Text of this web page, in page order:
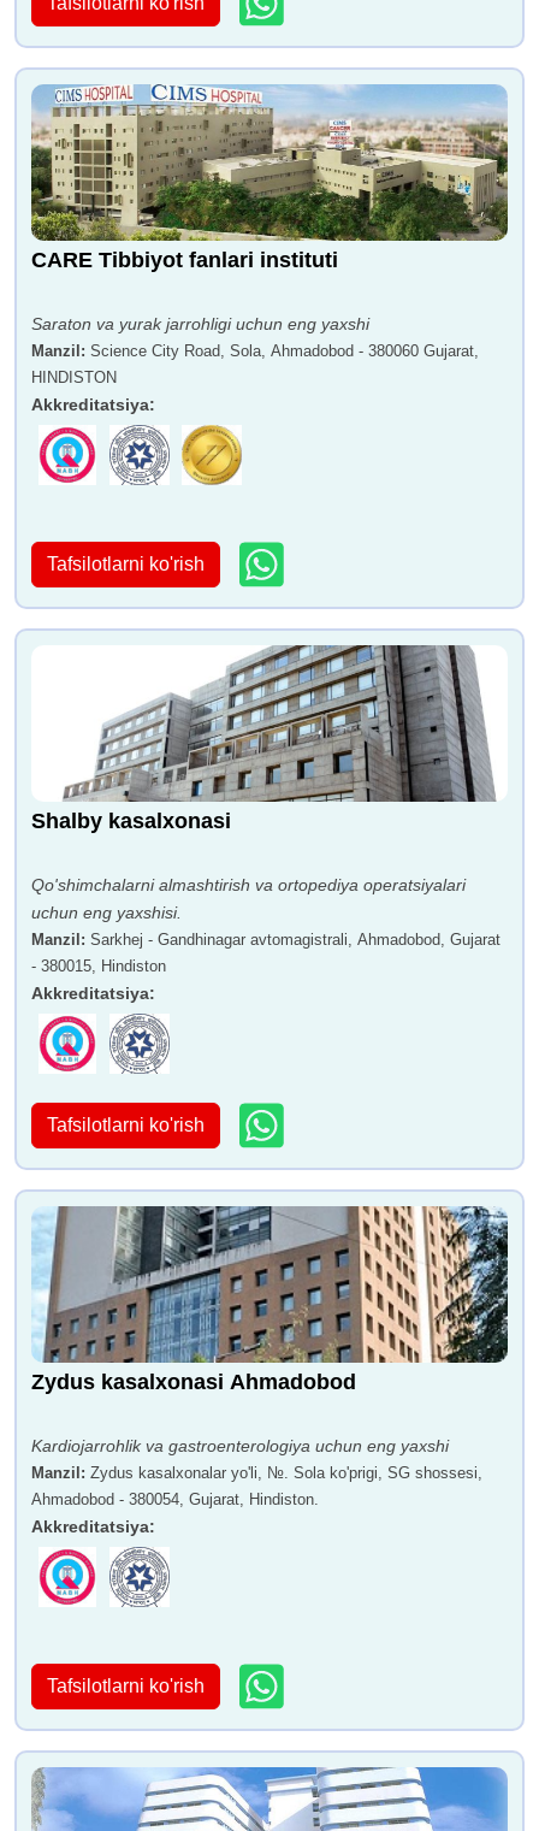
CARE Tibbiyot fanlari instituti
Saraton va yurak jarrohligi uchun eng yaxshi
Manzil : Science City Road, Sola, Ahmadobod - 380060 Gujarat,
HINDISTON
Akkreditatsiya:
Tafsilotlarni ko'rish
Shalby kasalxonasi
Qo'shimchalarni almashtirish va ortopediya operatsiyalari
uchun eng yaxshisi.
Manzil : Sarkhej - Gandhinagar avtomagistrali, Ahmadobod, Gujarat
- 380015, Hindiston
Akkreditatsiya:
Tafsilotlarni ko'rish
Zydus kasalxonasi Ahmadobod
Kardiojarrohlik va gastroenterologiya uchun eng yaxshi
Manzil : Zydus kasalxonalar yo'li, №. Sola ko'prigi, SG shossesi,
Ahmadobod - 380054, Gujarat, Hindiston.
Akkreditatsiya:
Tafsilotlarni ko'rish